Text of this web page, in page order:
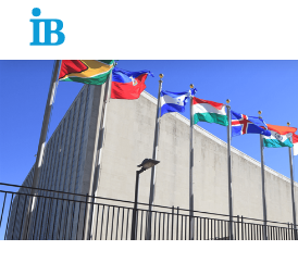
Springe zum Inhalt